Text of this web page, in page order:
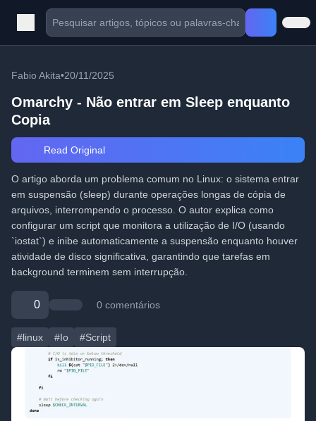
Fabio Akita•20/11/2025
Omarchy - Não entrar em Sleep enquanto
Copia
Read Original
O artigo aborda um problema comum no Linux: o sistema entrar
em suspensão (sleep) durante operações longas de cópia de
arquivos, interrompendo o processo. O autor explica como
configurar um script que monitora a utilização de I/O (usando
`iostat`) e inibe automaticamente a suspensão enquanto houver
atividade de disco significativa, garantindo que tarefas em
background terminem sem interrupção.
0 0 comentários
#linux #Io #Script